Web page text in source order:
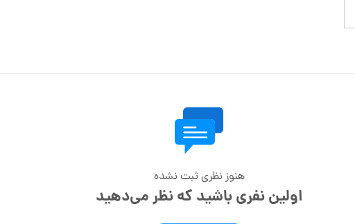
هنوز نظری ثبت نشده
اولین نفری باشید که نظر می‌دهید